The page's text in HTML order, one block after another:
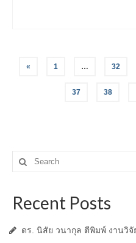
Posts
navigation
« 1 … 32
37 38
Search
for:
Recent Posts
ดร. นิสัย วนากุล ตีพิมพ์ งานวิจั